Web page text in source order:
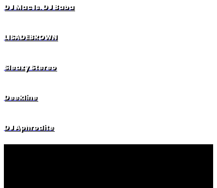
DJ Mac ls. DJ Baba
LISADEBROWN
Sleazy Stereo
Deekline
DJ Aphrodite
Hlavní partneri